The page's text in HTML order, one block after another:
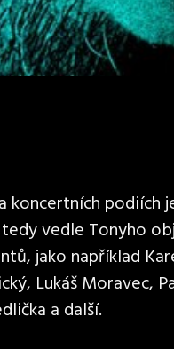
koncertních podiích
vedle Tonyho
jako například
Lukáš Moravec,
a další.